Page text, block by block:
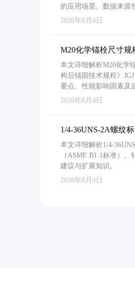
的应用场景。数据来源
2026年8月4日
M20化学锚栓尺寸
本文详细解析M20化学
构后锚固技术规程》
要点、性能影响因素及
2026年8月4日
1/4-36UNS-2A螺纹
本文详细解析1/4-
（ASME B1.1标准）
建议与扩展知识。
2026年8月4日